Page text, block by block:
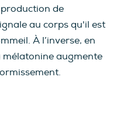
de
au corps qu'il est
À l’inverse, en
augmente